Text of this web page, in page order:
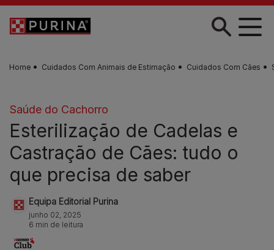
Skip to main content
Home Cuidados Com Animais de Estimação Cuidados Com Cães
Saúde do Cachorro
Esterilização de Cadelas e
Castração de Cães: tudo o
que precisa de saber
Equipa Editorial Purina
junho 02, 2025
6 min de leitura